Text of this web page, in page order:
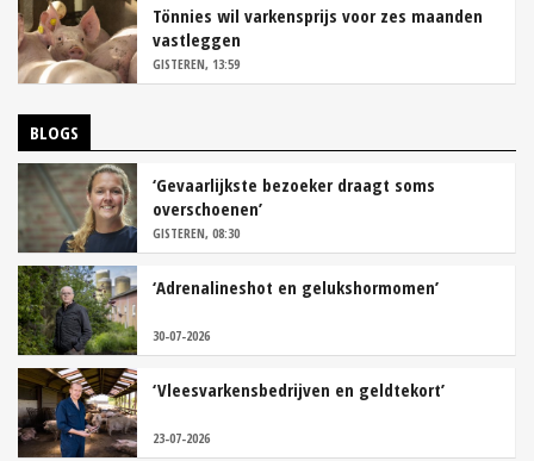
Tönnies wil varkensprijs voor zes maanden
vastleggen
GISTEREN, 13:59
BLOGS
‘Gevaarlijkste bezoeker draagt soms
overschoenen’
GISTEREN, 08:30
‘Adrenalineshot en gelukshormomen’
30-07-2026
‘Vleesvarkensbedrijven en geldtekort’
23-07-2026